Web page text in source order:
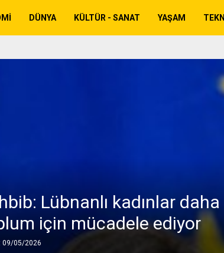
DÜNYA KÜLTÜR - SANAT YAŞAM
Lübnanlı kadınlar daha
için mücadele ediyor
09/05/2026